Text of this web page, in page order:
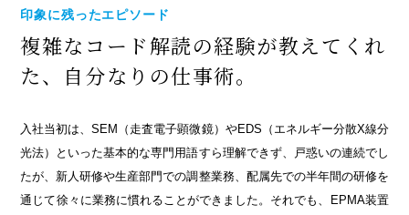
印象に残ったエピソード
複雑なコード解読の経験が教えてくれ
た、自分なりの仕事術。
入社当初は、SEM（走査電子顕微鏡）やEDS（エネルギー分散X線分
光法）といった基本的な専門用語すら理解できず、戸惑いの連続でし
たが、新人研修や生産部門での調整業務、配属先での半年間の研修を
通じて徐々に業務に慣れることができました。それでも、EPMA装置